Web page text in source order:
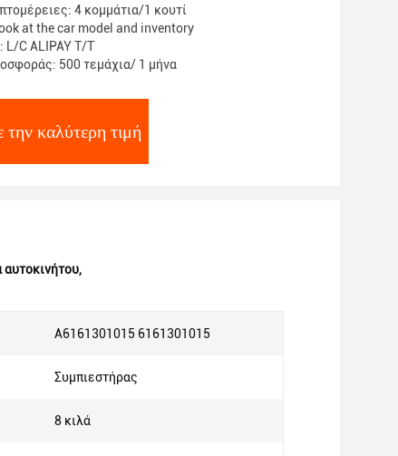
4 κομμάτια/1 κουτί
at the car model and inventory
L/C ALIPAY T/T
500 τεμάχια/ 1 μήνα
την καλύτερη τιμή
αυτοκινήτου,
Α6161301015 6161301015
Συμπιεστήρας
8 κιλά